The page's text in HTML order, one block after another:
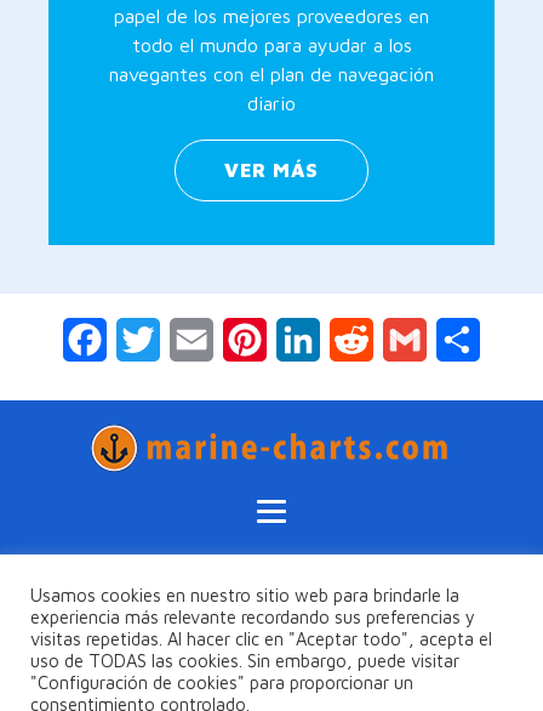
papel de los mejores proveedores en
todo el mundo para ayudar a los
navegantes con el plan de navegación
diario
VER MÁS
FacebookTwitter Email PinterestLinkedIn Reddit Gmail
Política de privacidad
Términos y condiciones
Encuentre todos los principales proveedores de productos y
servicios de navegación marítima para la planificación
Usamos cookies en nuestro sitio web para brindarle la
experiencia más relevante recordando sus preferencias y
visitas repetidas. Al hacer clic en "Aceptar todo", acepta el
uso de TODAS las cookies. Sin embargo, puede visitar
"Configuración de cookies" para proporcionar un
consentimiento controlado.